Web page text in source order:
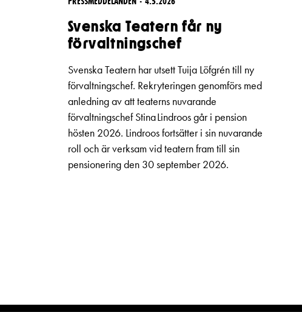
Svenska Teatern får ny
förvaltningschef
Svenska Teatern har utsett Tuija Löfgrén till ny
förvaltningschef. Rekryteringen genomförs med
anledning av att teaterns nuvarande
förvaltningschef Stina Lindroos går i pension
hösten 2026. Lindroos fortsätter i sin nuvarande
roll och är verksam vid teatern fram till sin
pensionering den 30 september 2026.